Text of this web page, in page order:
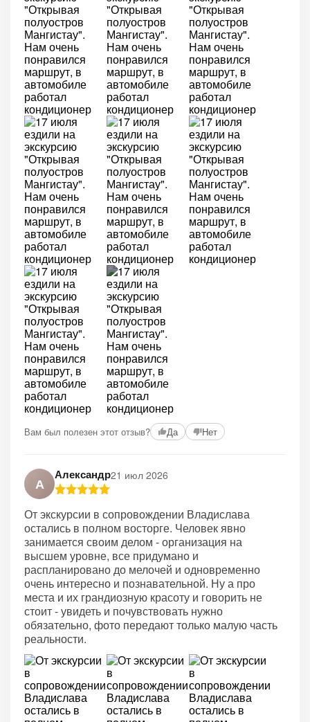
Вам был полезен этот отзыв? Да Нет
А
Александр21 июл 2026
От экскурсии в сопровождении Владислава
остались в полном восторге. Человек явно
занимается своим делом - организация на
высшем уровне, все придумано и
распланировано до мелочей и одновременно
очень интересно и познавательной. Ну а про
места и их грандиозную красоту и говорить не
стоит - увидеть и почувствовать нужно
обязательно, фото передают только малую часть
реальности.